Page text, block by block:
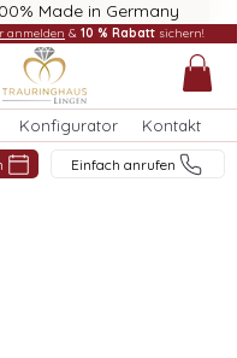
Made in Germany
Konfigurator Kontakt
Einfach anrufen
anmelden & 10 % Rabatt sichern!